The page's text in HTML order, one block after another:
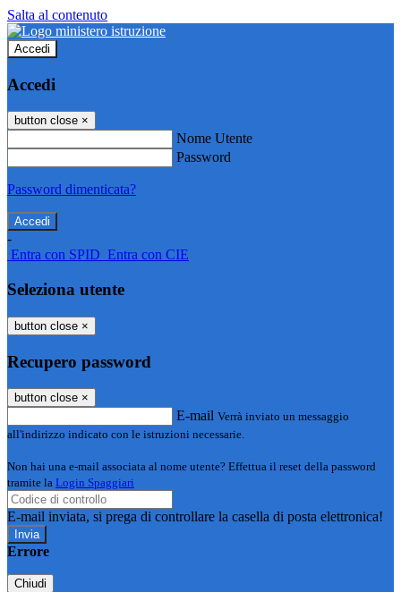
Salta al contenuto
Accedi
Accedi
button close ×
Nome Utente
Password
Password dimenticata?
-
Entra con SPID Entra con CIE
Seleziona utente
button close ×
Recupero password
button close ×
E-mail Verrà inviato un messaggio
all'indirizzo indicato con le istruzioni necessarie.
Non hai una e-mail associata al nome utente? Effettua il reset della password
tramite la Login Spaggiari
E-mail inviata, si prega di controllare la casella di posta elettronica!
Errore
Chiudi